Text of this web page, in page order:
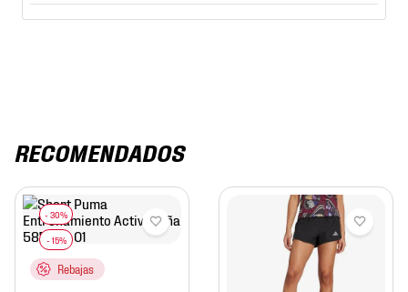
RECOMENDADOS
Rebajas